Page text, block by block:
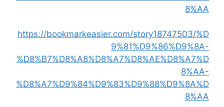
8%AA
https://bookmarkeasier.com/story18747503/%D
9%81%D9%86%D9%8A-
%D8%B7%D8%A8%D8%A7%D8%AE%D8%A7%D
8%AA-
%D8%A7%D9%84%D9%83%D9%88%D9%8A%D
8%AA